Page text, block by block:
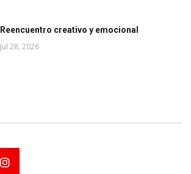
Reencuentro creativo y emocional
Jul 28, 2026